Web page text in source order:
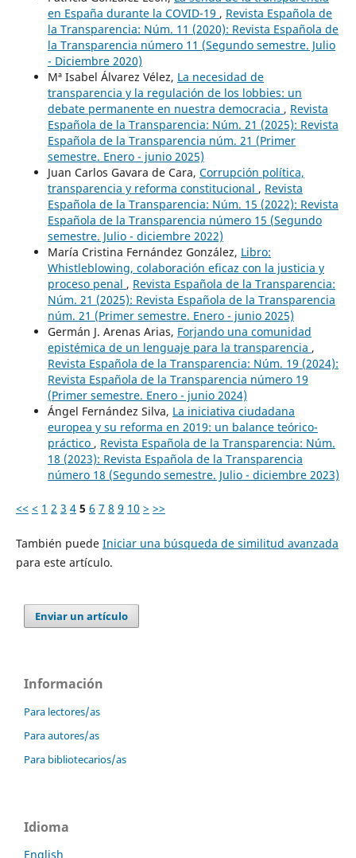
en España durante la COVID-19 , Revista Española de
la Transparencia: Núm. 11 (2020): Revista Española de
la Transparencia número 11 (Segundo semestre. Julio
- Diciembre 2020)
Mª Isabel Álvarez Vélez, La necesidad de
transparencia y la regulación de los lobbies: un
debate permanente en nuestra democracia , Revista
Española de la Transparencia: Núm. 21 (2025): Revista
Española de la Transparencia núm. 21 (Primer
semestre. Enero - junio 2025)
Juan Carlos Gavara de Cara, Corrupción política,
transparencia y reforma constitucional , Revista
Española de la Transparencia: Núm. 15 (2022): Revista
Española de la Transparencia número 15 (Segundo
semestre. Julio - diciembre 2022)
María Cristina Fernández González, Libro:
Whistleblowing, colaboración eficaz con la justicia y
proceso penal , Revista Española de la Transparencia:
Núm. 21 (2025): Revista Española de la Transparencia
núm. 21 (Primer semestre. Enero - junio 2025)
Germán J. Arenas Arias, Forjando una comunidad
epistémica de un lenguaje para la transparencia ,
Revista Española de la Transparencia: Núm. 19 (2024):
Revista Española de la Transparencia número 19
(Primer semestre. Enero - junio 2024)
Ángel Fernández Silva, La iniciativa ciudadana
europea y su reforma en 2019: un balance teórico-
práctico , Revista Española de la Transparencia: Núm.
18 (2023): Revista Española de la Transparencia
número 18 (Segundo semestre. Julio - diciembre 2023)
<< < 1 2 3 4 5 6 7 8 9 10 > >>
También puede Iniciar una búsqueda de similitud avanzada
para este artículo.
Enviar un artículo
Información
Para lectores/as
Para autores/as
Para bibliotecarios/as
Idioma
English